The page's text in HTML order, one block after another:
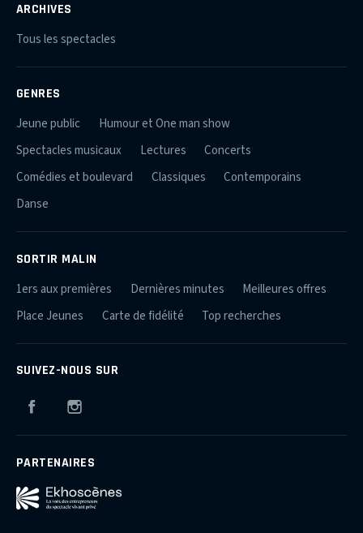
ARCHIVES
Tous les spectacles
GENRES
Jeune public
Humour et One man show
Spectacles musicaux
Lectures
Concerts
Comédies et boulevard
Classiques
Contemporains
Danse
SORTIR MALIN
1ers aux premières Dernières minutes
Meilleures offres
Place Jeunes
Carte de fidélité Top recherches
SUIVEZ-NOUS SUR
Facebook
PARTENAIRES